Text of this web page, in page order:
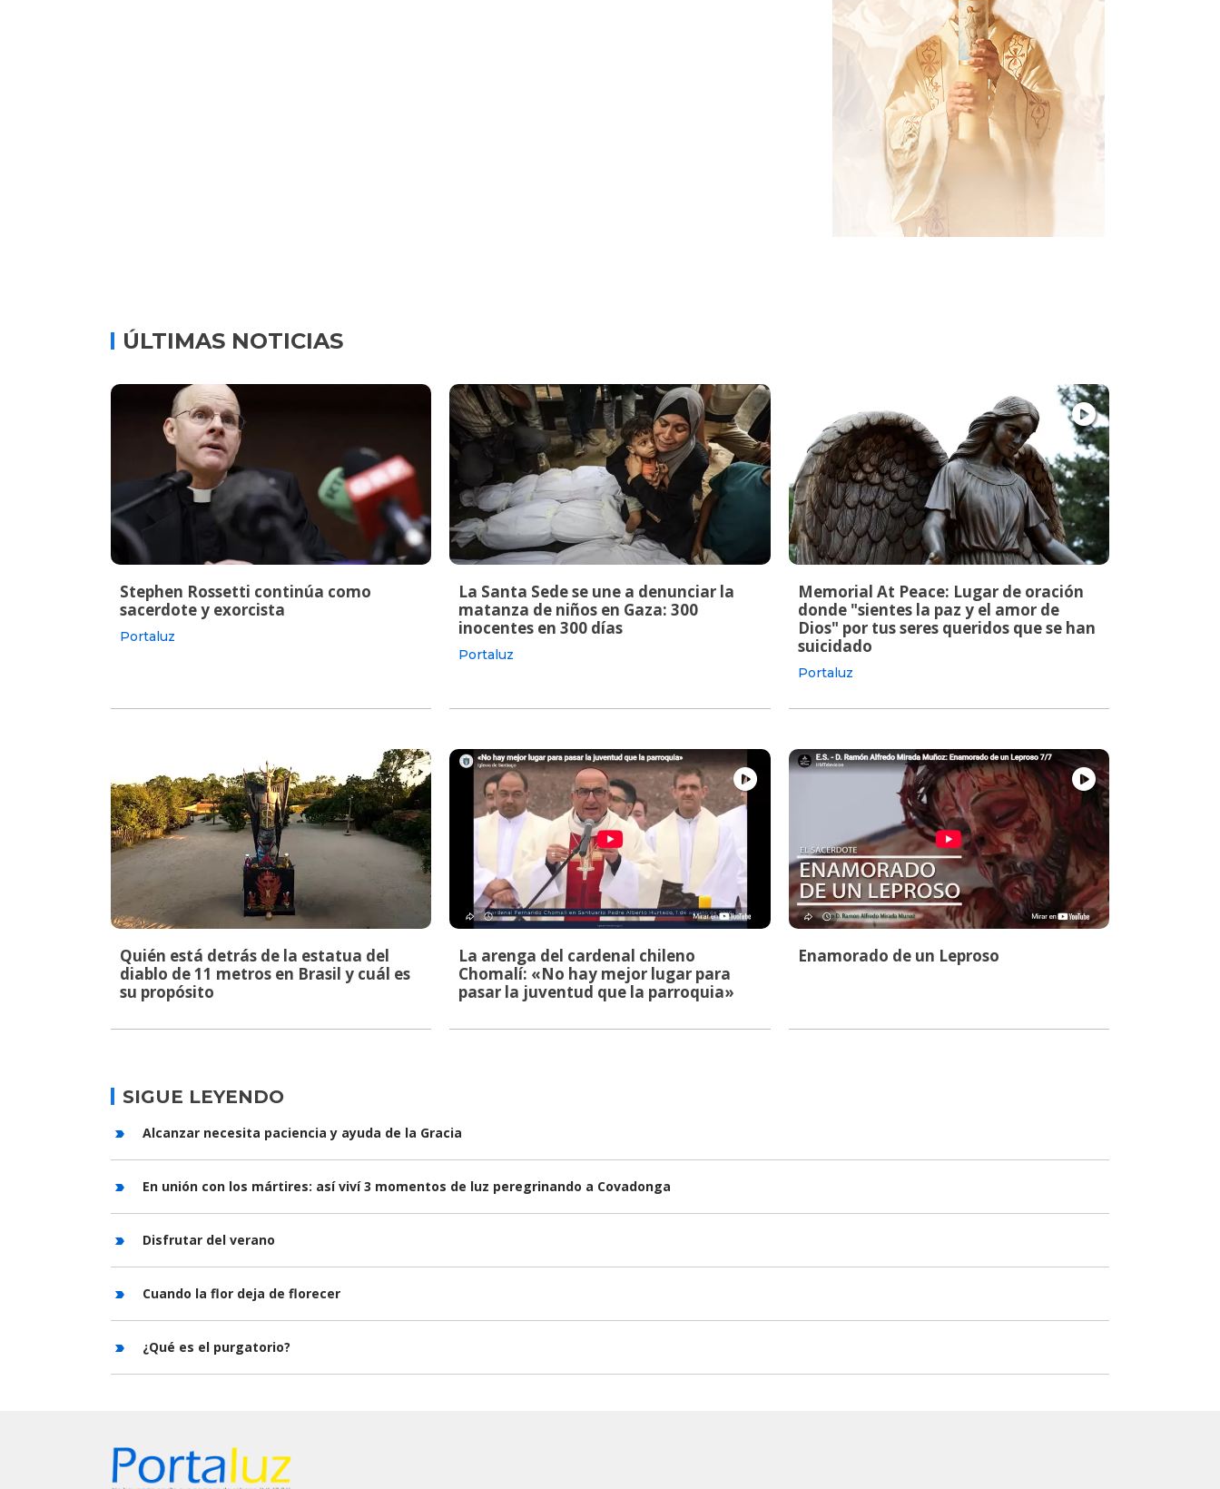
ÚLTIMAS NOTICIAS
Stephen Rossetti continúa como
sacerdote y exorcista
Portaluz
La Santa Sede se une a denunciar la
matanza de niños en Gaza: 300
inocentes en 300 días
Portaluz
Memorial At Peace: Lugar de oración
donde "sientes la paz y el amor de
Dios" por tus seres queridos que se han
suicidado
Portaluz
Quién está detrás de la estatua del
diablo de 11 metros en Brasil y cuál es
su propósito
La arenga del cardenal chileno
Chomalí: «No hay mejor lugar para
pasar la juventud que la parroquia»
Enamorado de un Leproso
SIGUE LEYENDO
Alcanzar necesita paciencia y ayuda de la Gracia
En unión con los mártires: así viví 3 momentos de luz peregrinando a Covadonga
Disfrutar del verano
Cuando la flor deja de florecer
¿Qué es el purgatorio?